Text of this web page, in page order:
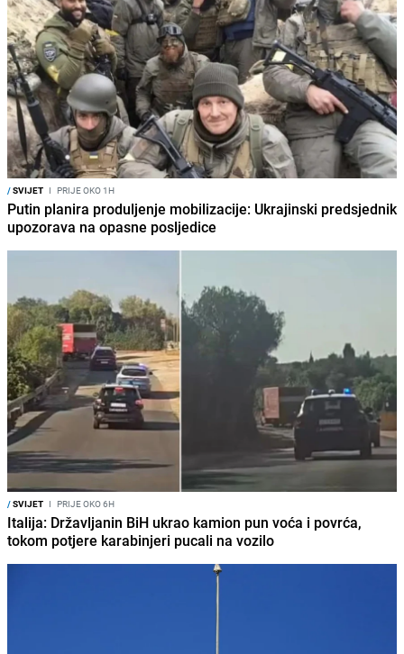
/SVIJET I PRIJE OKO 1H
Putin planira produljenje mobilizacije: Ukrajinski predsjednik
upozorava na opasne posljedice
/SVIJET I PRIJE OKO 6H
Italija: Državljanin BiH ukrao kamion pun voća i povrća,
tokom potjere karabinjeri pucali na vozilo